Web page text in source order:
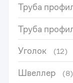
Труба
Труба
Уголок (12)
Швеллер (8)